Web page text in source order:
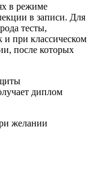
в режиме
в записи. Для
тесты,
и при классическом
после которых
диплом
желании